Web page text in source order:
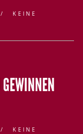
KEINE
KEINE